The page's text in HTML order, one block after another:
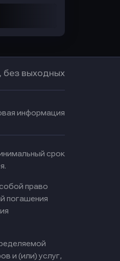
без выходных
информация
срок
право
погашения
и (или) услуг,